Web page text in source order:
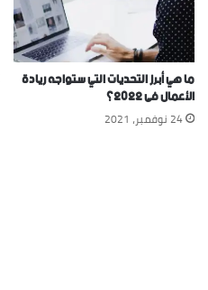
ما هي أبرز التحديات التي ستواجه ريادة
الأعمال فى 2022؟
24 نوفمبر، 2021